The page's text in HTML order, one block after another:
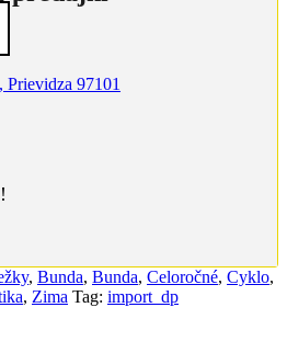
Prievidza 97101
, Bunda, Bunda, Celoročné, Cyklo,
, Zima Tag: import_dp